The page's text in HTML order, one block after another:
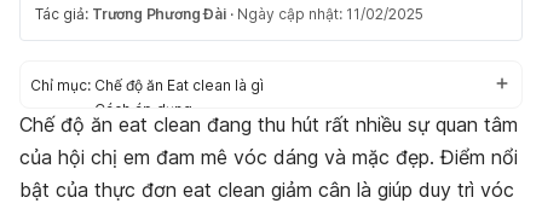
Tác giả: Trương Phương Đài · Ngày cập nhật: 11/02/2025
Chỉ mục: Chế độ ăn Eat clean là gì
Cách áp dụng
Thực đơn Eat clean giảm cân trong 7 ngày
Mẹo chuẩn bị bữa sáng Eat clean nhanh gọn
Chế độ ăn eat clean đang thu hút rất nhiều sự quan tâm
của hội chị em đam mê vóc dáng và mặc đẹp. Điểm nổi
bật của thực đơn eat clean giảm cân là giúp duy trì vóc